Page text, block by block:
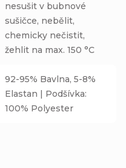
nesušit v bubnové
sušičce, nebělit,
chemicky nečistit,
žehlit na max. 150 °C
92-95% Bavlna, 5-8%
Elastan | Podšívka:
100% Polyester